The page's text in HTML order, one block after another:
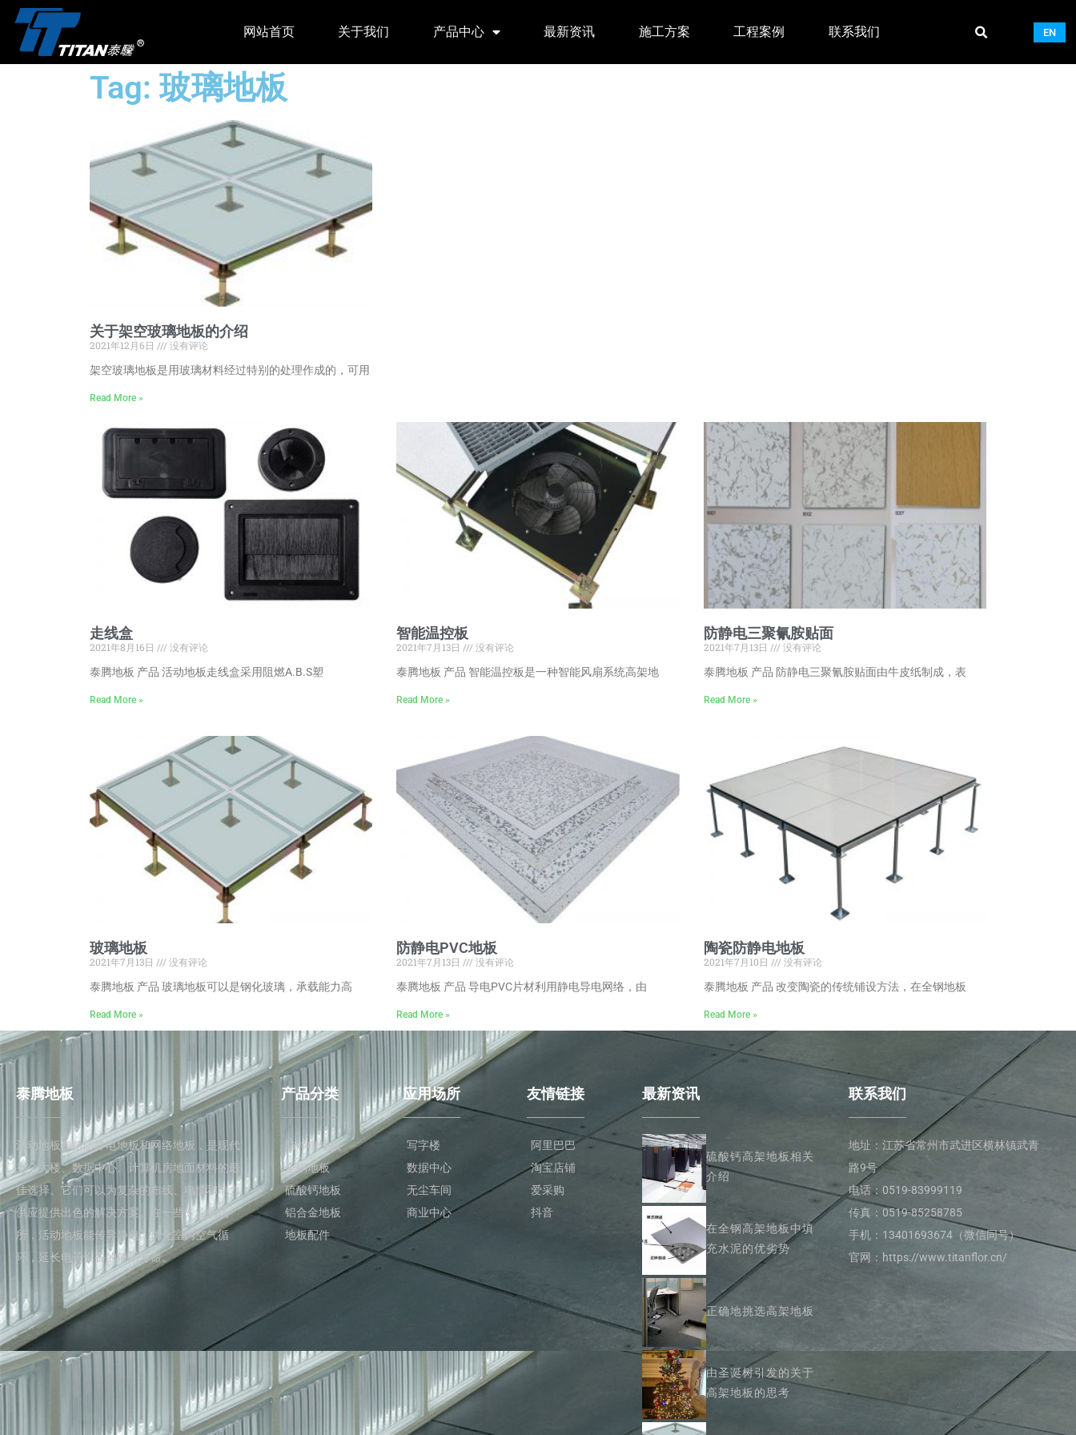
网站首页 关于我们 产品中心 最新资讯 施工方案 工程案例 联系我们 EN
Tag: 玻璃地板
关于架空玻璃地板的介绍
2021年12月6日
没有评论
架空玻璃地板是用玻璃材料经过特别的处理作成的，可用
Read More »
走线盒
2021年8月16日
没有评论
泰腾地板 产品 活动地板走线盒采用阻燃A.B.S塑
Read More »
智能温控板
2021年7月13日
没有评论
泰腾地板 产品 智能温控板是一种智能风扇系统高架地
Read More »
防静电三聚氰胺贴面
2021年7月13日
没有评论
泰腾地板 产品 防静电三聚氰胺贴面由牛皮纸制成，表
Read More »
玻璃地板
2021年7月13日
没有评论
泰腾地板 产品 玻璃地板可以是钢化玻璃，承载能力高
Read More »
防静电PVC地板
2021年7月13日
没有评论
泰腾地板 产品 导电PVC片材利用静电导电网络，由
Read More »
陶瓷防静电地板
2021年7月10日
没有评论
泰腾地板 产品 改变陶瓷的传统铺设方法，在全钢地板
Read More »
泰腾地板
活动地板包括防静电地板和网络地板，是现代
办公大楼、数据中心、计算机房地面材料的最
佳选择。它们可以为复杂的布线、电缆和电力
供应提供出色的解决方案。在一些专业的场
所，活动地板能传导静电，优化室内空气循
环，延长电子设备的使用寿命。
产品分类
防静电地板
全钢地板
硫酸钙地板
铝合金地板
地板配件
应用场所
写字楼
数据中心
无尘车间
商业中心
友情链接
阿里巴巴
淘宝店铺
爱采购
抖音
最新资讯
硫酸钙高架地板相关
介绍
在全钢高架地板中填
充水泥的优劣势
正确地挑选高架地板
由圣诞树引发的关于
高架地板的思考
联系我们
地址：江苏省常州市武进区横林镇武青
路9号
电话：0519-83999119
传真：0519-85258785
手机：13401693674（微信同号）
官网：https://www.titanflor.cn/